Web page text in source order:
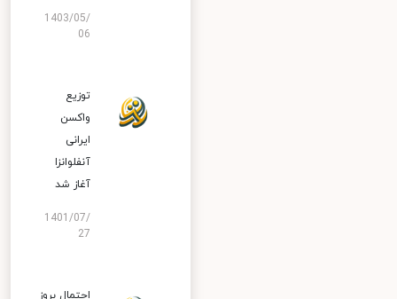
1403/05/
06
توزیع
واکسن
ایرانی
آنفلوانزا
آغاز شد
1401/07/
27
احتمال بروز